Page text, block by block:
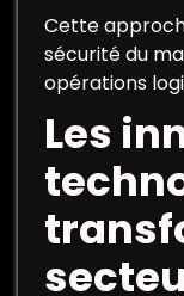
Cette
sécurité du
opérations
Les